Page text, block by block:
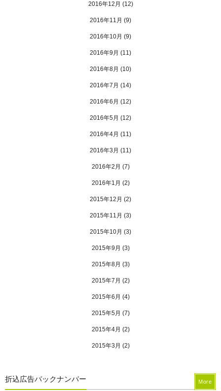
2016年12月 (12)
2016年11月 (9)
2016年10月 (9)
2016年9月 (11)
2016年8月 (10)
2016年7月 (14)
2016年6月 (12)
2016年5月 (12)
2016年4月 (11)
2016年3月 (11)
2016年2月 (7)
2016年1月 (2)
2015年12月 (2)
2015年11月 (3)
2015年10月 (3)
2015年9月 (3)
2015年8月 (3)
2015年7月 (2)
2015年6月 (4)
2015年5月 (7)
2015年4月 (2)
2015年3月 (2)
折込広告バックナンバー More